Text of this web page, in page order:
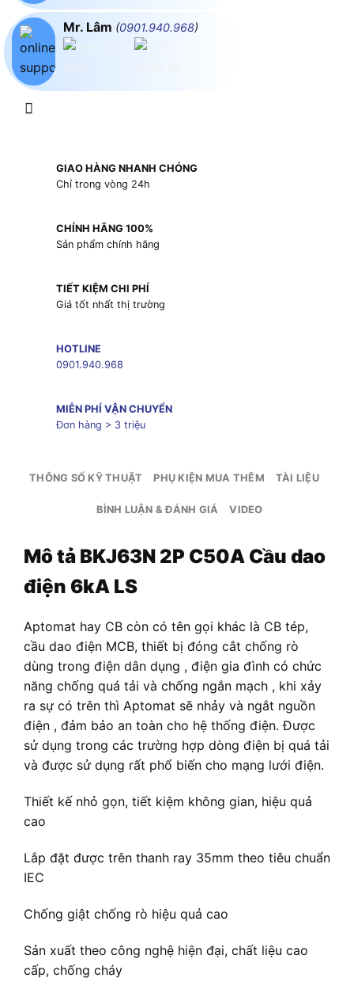
Mr. Lâm (0901.940.968)
GIAO HÀNG NHANH CHÓNG
Chỉ trong vòng 24h
CHÍNH HÃNG 100%
Sản phẩm chính hãng
TIẾT KIỆM CHI PHÍ
Giá tốt nhất thị trường
HOTLINE
0901.940.968
MIỄN PHÍ VẬN CHUYỂN
Đơn hàng > 3 triệu
THÔNG SỐ KỸ THUẬT PHỤ KIỆN MUA THÊM TÀI LIỆU
BÌNH LUẬN & ĐÁNH GIÁ VIDEO
Mô tả BKJ63N 2P C50A Cầu dao
điện 6kA LS
Aptomat hay CB còn có tên gọi khác là CB tép,
cầu dao điện MCB, thiết bị đóng cắt chống rò
dùng trong điện dân dụng , điện gia đình có chức
năng chống quá tải và chống ngắn mạch , khi xảy
ra sự có trên thì Aptomat sẽ nhảy và ngắt nguồn
điện , đảm bảo an toàn cho hệ thống điện. Được
sử dụng trong các trường hợp dòng điện bị quá tải
và được sử dụng rất phổ biến cho mạng lưới điện.
Thiết kế nhỏ gọn, tiết kiệm không gian, hiệu quả
cao
Lắp đặt được trên thanh ray 35mm theo tiêu chuẩn
IEC
Chống giật chống rò hiệu quả cao
Sản xuất theo công nghệ hiện đại, chất liệu cao
cấp, chống cháy